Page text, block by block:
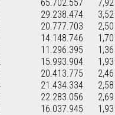
65.702.557 7,92
29.238.474
20.777.703
14.148.746
11.296.395
15.993.904
20.413.775
21.434.334
22.283.056
16.037.945